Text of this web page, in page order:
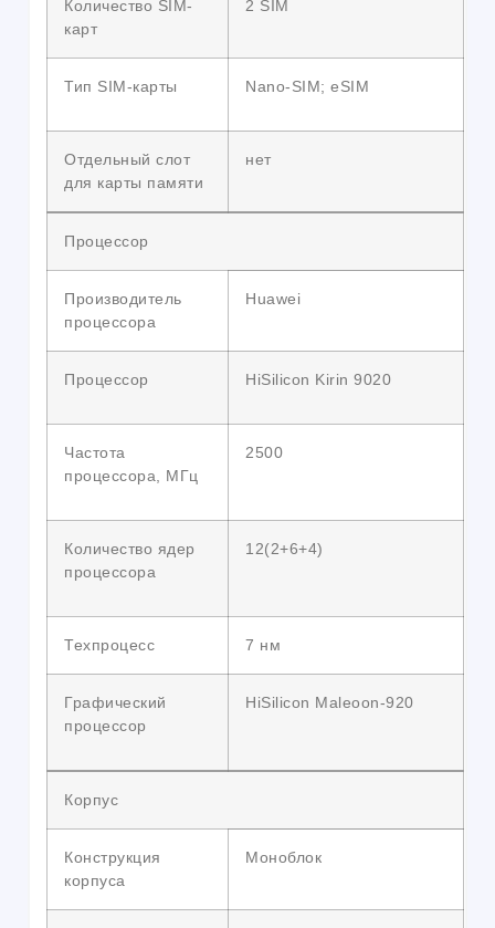
Количество SIM-
карт
2 SIM
Тип SIM-карты Nano-SIM; eSIM
Отдельный слот
для карты памяти
нет
Процессор
Производитель
процессора
Huawei
Процессор HiSilicon Kirin 9020
Частота
процессора, МГц
2500
Количество ядер
процессора
12(2+6+4)
Техпроцесс 7 нм
Графический
процессор
HiSilicon Maleoon-920
Корпус
Конструкция
корпуса
Моноблок